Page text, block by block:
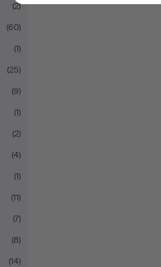
(2)
(60)
(1)
(25)
(9)
(1)
(2)
(4)
(1)
(11)
(7)
(8)
(14)